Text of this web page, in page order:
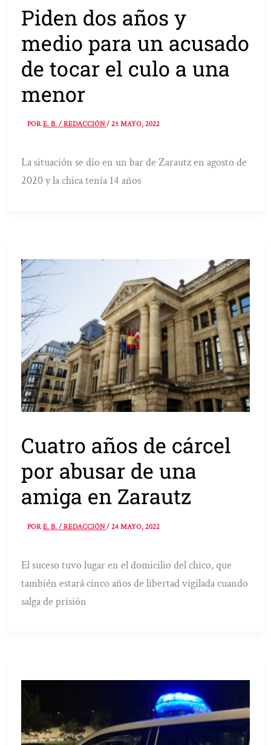
Piden dos años y
medio para un acusado
de tocar el culo a una
menor
PORE. B. / REDACCIÓN/25 MAYO, 2022
La situación se dio en un bar de Zarautz en agosto de
2020 y la chica tenía 14 años
Cuatro años de cárcel
por abusar de una
amiga en Zarautz
PORE. B. / REDACCIÓN/24 MAYO, 2022
El suceso tuvo lugar en el domicilio del chico, que
también estará cinco años de libertad vigilada cuando
salga de prisión